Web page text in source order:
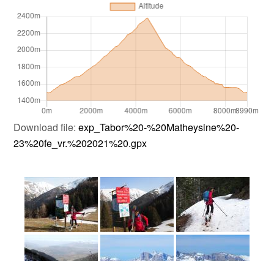
Download file:exp_Tabor%20-%20Matheysine%20-
23%20fe_vr.%202021%20.gpx